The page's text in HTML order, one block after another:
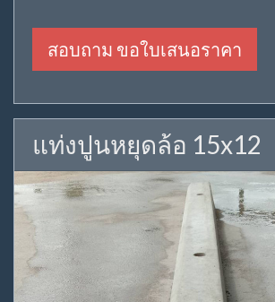
สอบถาม ขอใบเสนอราคา
แท่งปูนหยุดล้อ 15x12